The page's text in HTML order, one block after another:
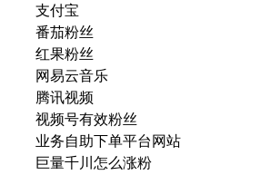
支付宝
番茄粉丝
红果粉丝
网易云音乐
腾讯视频
视频号有效粉丝
业务自助下单平台网站
巨量千川怎么涨粉